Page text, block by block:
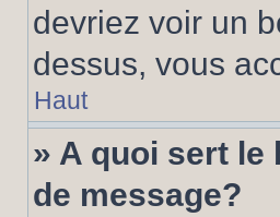
devriez voir un
dessus, vous
Haut
» A quoi sert le
de message?